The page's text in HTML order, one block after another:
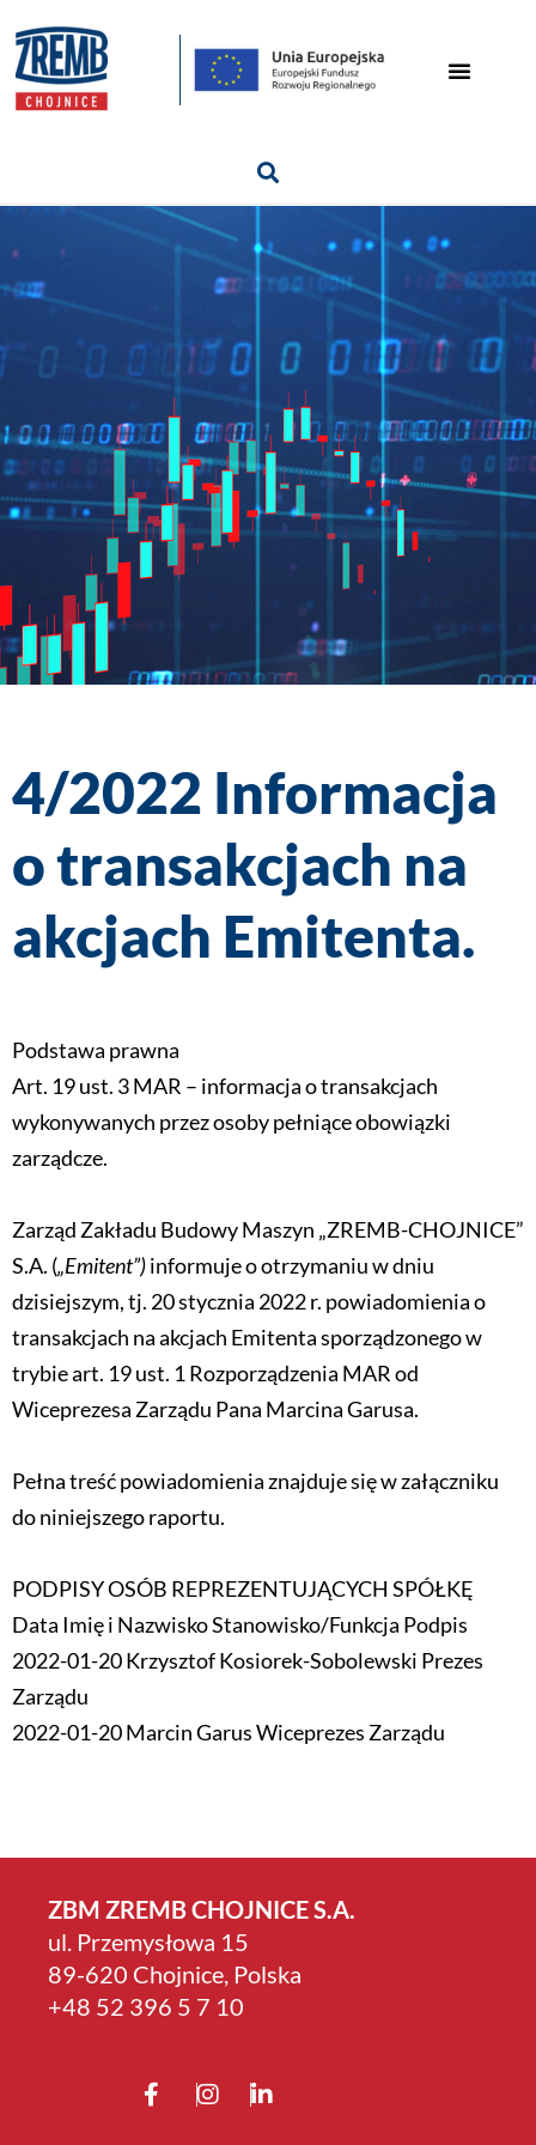
4/2022 Informacja
o transakcjach na
akcjach Emitenta.
Podstawa prawna
Art. 19 ust. 3 MAR – informacja o transakcjach
wykonywanych przez osoby pełniące obowiązki
zarządcze.
Zarząd Zakładu Budowy Maszyn „ZREMB-CHOJNICE”
S.A. („Emitent”)informuje o otrzymaniu w dniu
dzisiejszym, tj. 20 stycznia 2022 r. powiadomienia o
transakcjach na akcjach Emitenta sporządzonego w
trybie art. 19 ust. 1 Rozporządzenia MAR od
Wiceprezesa Zarządu Pana Marcina Garusa.
Pełna treść powiadomienia znajduje się w załączniku
do niniejszego raportu.
PODPISY OSÓB REPREZENTUJĄCYCH SPÓŁKĘ
Data Imię i Nazwisko Stanowisko/Funkcja Podpis
2022-01-20 Krzysztof Kosiorek-Sobolewski Prezes
Zarządu
2022-01-20 Marcin Garus Wiceprezes Zarządu
ZBM ZREMB CHOJNICE S.A.
ul. Przemysłowa 15
89-620 Chojnice, Polska
+4­8 52 396 5 7 10